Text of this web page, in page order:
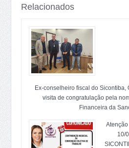
Relacionados
Ex-conselheiro fiscal do Sicontiba,
visita de congratulação pela
Financeira da
Atenção
10/